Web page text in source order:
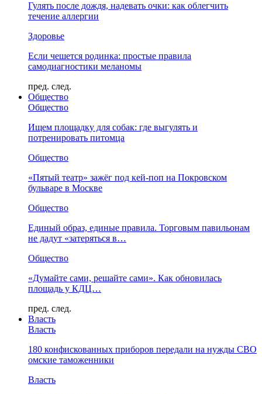
Гулять после дождя, надевать очки: как облегчить
течение аллергии
Здоровье
Если чешется родинка: простые правила
самодиагностики меланомы
пред. след.
Общество
Общество
Ищем площадку для собак: где выгулять и
потренировать питомца
Общество
«Пятый театр» зажёг под кей-поп на Покровском
бульваре в Москве
Общество
Единый образ, единые правила. Торговым павильонам
не дадут «затеряться в…
Общество
«Думайте сами, решайте сами». Как обновилась
площадь у КДЦ…
пред. след.
Власть
Власть
180 конфискованных приборов передали на нужды СВО
омские таможенники
Власть